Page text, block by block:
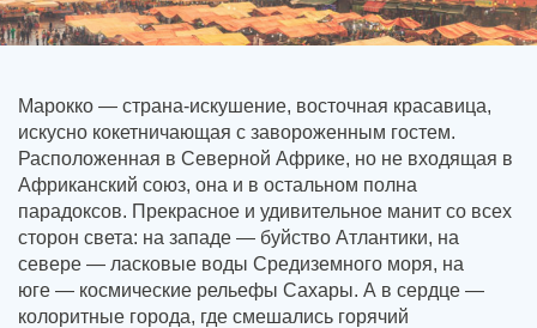
Марокко — страна-искушение, восточная красавица,
искусно кокетничающая с завороженным гостем.
Расположенная в Северной Африке, но не входящая в
Африканский союз, она и в остальном полна
парадоксов. Прекрасное и удивительное манит со всех
сторон света: на западе — буйство Атлантики, на
севере — ласковые воды Средиземного моря, на
юге — космические рельефы Сахары. А в сердце —
колоритные города, где смешались горячий